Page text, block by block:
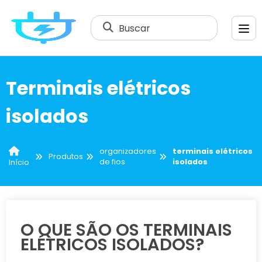
Buscar
Terminais elétricos
isolados
Início
Produtos
organizadores
de fios
terminais elétricos
isolados
O QUE SÃO OS TERMINAIS
ELÉTRICOS ISOLADOS?